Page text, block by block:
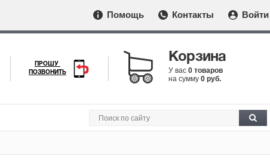
Помощь Контакты Войти
ПРОШУ
ПОЗВОНИТЬ
Корзина
У вас 0 товаров
на сумму 0 руб.